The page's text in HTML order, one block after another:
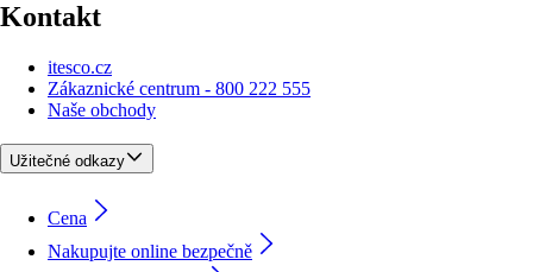
Kontakt
itesco.cz
Zákaznické centrum - 800 222 555
Naše obchody
Užitečné odkazy
Cena
Nakupujte online bezpečně